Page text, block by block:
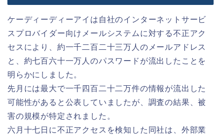
ケーディーディーアイは自社のインターネットサービ
スプロバイダー向けメールシステムに対する不正アク
セスにより、約一千二百二十三万人のメールアドレス
と、約七百六十一万人のパスワードが流出したことを
明らかにしました。
先月には最大で一千四百二十二万件の情報が流出した
可能性があると公表していましたが、調査の結果、被
害の規模が特定されました。
六月十七日に不正アクセスを検知した同社は、外部業